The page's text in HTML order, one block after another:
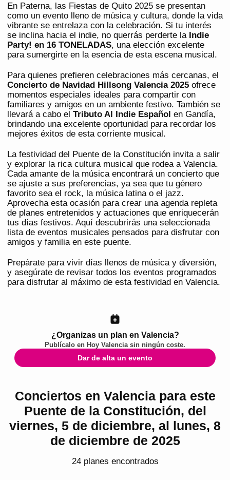
En Paterna, las Fiestas de Quito 2025 se presentan
como un evento lleno de música y cultura, donde la vida
vibrante se entrelaza con la celebración. Si tu interés
se inclina hacia el indie, no querrás perderte la Indie
Party! en 16 TONELADAS, una elección excelente
para sumergirte en la esencia de esta escena musical.
Para quienes prefieren celebraciones más cercanas, el
Concierto de Navidad Hillsong Valencia 2025 ofrece
momentos especiales ideales para compartir con
familiares y amigos en un ambiente festivo. También se
llevará a cabo el Tributo Al Indie Español en Gandía,
brindando una excelente oportunidad para recordar los
mejores éxitos de esta corriente musical.
La festividad del Puente de la Constitución invita a salir
y explorar la rica cultura musical que rodea a Valencia.
Cada amante de la música encontrará un concierto que
se ajuste a sus preferencias, ya sea que tu género
favorito sea el rock, la música latina o el jazz.
Aprovecha esta ocasión para crear una agenda repleta
de planes entretenidos y actuaciones que enriquecerán
tus días festivos. Aquí descubrirás una seleccionada
lista de eventos musicales pensados para disfrutar con
amigos y familia en este puente.
Prepárate para vivir días llenos de música y diversión,
y asegúrate de revisar todos los eventos programados
para disfrutar al máximo de esta festividad en Valencia.
¿Organizas un plan en Valencia?
Publícalo en Hoy Valenciasin ningún coste.
Dar de alta un evento
Conciertos en Valencia para este
Puente de la Constitución, del
viernes, 5 de diciembre, al lunes, 8
de diciembre de 2025
24planes encontrados